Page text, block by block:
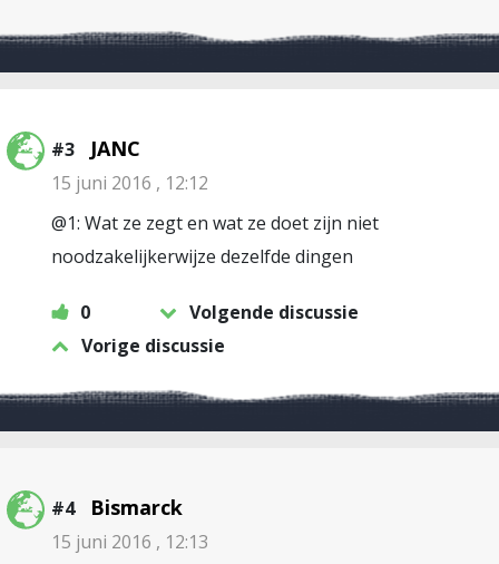
#3 JANC
15 juni 2016 , 12:12
@1: Wat ze zegt en wat ze doet zijn niet
noodzakelijkerwijze dezelfde dingen
0
Volgende discussie
Vorige discussie
#4 Bismarck
15 juni 2016 , 12:13